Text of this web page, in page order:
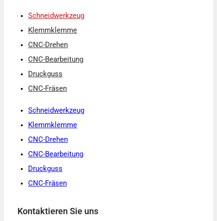
Schneidwerkzeug
Klemmklemme
CNC-Drehen
CNC-Bearbeitung
Druckguss
CNC-Fräsen
Schneidwerkzeug
Klemmklemme
CNC-Drehen
CNC-Bearbeitung
Druckguss
CNC-Fräsen
Kontaktieren Sie uns